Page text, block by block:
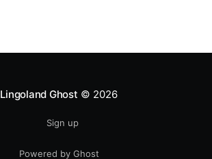
Lingoland Ghost © 2026
Sign up
Powered by Ghost